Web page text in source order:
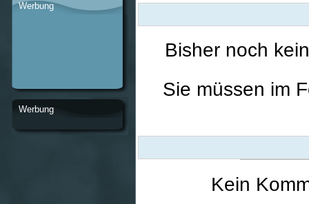
Bisher noch
Sie müssen im
Kein
Werbung
Werbung